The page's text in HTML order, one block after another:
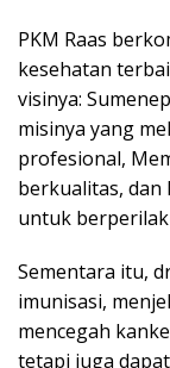
PKM Raas
kesehatan
visinya:
misinya yang
profesional,
berkualitas,
untuk
Sementara itu,
imunisasi,
mencegah
tetapi juga